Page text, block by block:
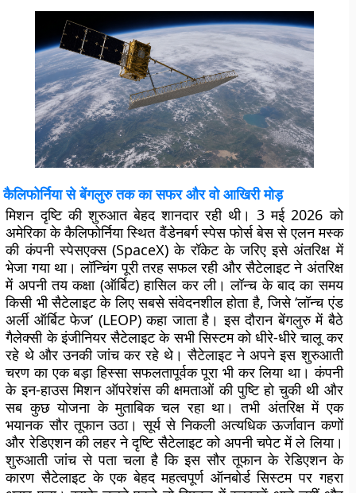
कैलिफोर्निया से बेंगलुरु तक का सफर और वो आखिरी मोड़
मिशन दृष्टि की शुरुआत बेहद शानदार रही थी। 3 मई 2026 को
अमेरिका के कैलिफोर्निया स्थित वैंडेनबर्ग स्पेस फोर्स बेस से एलन मस्क
की कंपनी स्पेसएक्स (SpaceX) के रॉकेट के जरिए इसे अंतरिक्ष में
भेजा गया था। लॉन्चिंग पूरी तरह सफल रही और सैटेलाइट ने अंतरिक्ष
में अपनी तय कक्षा (ऑर्बिट) हासिल कर ली। लॉन्च के बाद का समय
किसी भी सैटेलाइट के लिए सबसे संवेदनशील होता है, जिसे ‘लॉन्च एंड
अर्ली ऑर्बिट फेज’ (LEOP) कहा जाता है। इस दौरान बेंगलुरु में बैठे
गैलेक्सी के इंजीनियर सैटेलाइट के सभी सिस्टम को धीरे-धीरे चालू कर
रहे थे और उनकी जांच कर रहे थे। सैटेलाइट ने अपने इस शुरुआती
चरण का एक बड़ा हिस्सा सफलतापूर्वक पूरा भी कर लिया था। कंपनी
के इन-हाउस मिशन ऑपरेशंस की क्षमताओं की पुष्टि हो चुकी थी और
सब कुछ योजना के मुताबिक चल रहा था। तभी अंतरिक्ष में एक
भयानक सौर तूफान उठा। सूर्य से निकली अत्यधिक ऊर्जावान कणों
और रेडिएशन की लहर ने दृष्टि सैटेलाइट को अपनी चपेट में ले लिया।
शुरुआती जांच से पता चला है कि इस सौर तूफान के रेडिएशन के
कारण सैटेलाइट के एक बेहद महत्वपूर्ण ऑनबोर्ड सिस्टम पर गहरा